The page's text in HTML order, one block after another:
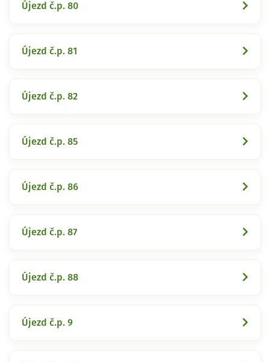
Újezd č.p. 80
Újezd č.p. 81
Újezd č.p. 82
Újezd č.p. 85
Újezd č.p. 86
Újezd č.p. 87
Újezd č.p. 88
Újezd č.p. 9